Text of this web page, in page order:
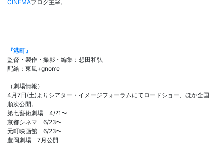
CINEMAブログ主宰。
『港町』
監督・製作・撮影・編集：想田和弘
配給：東風+gnome
（劇場情報）
4月7日(土)よりシアター・イメージフォーラムにてロードショー、ほか全国
順次公開。
第七藝術劇場 4/21〜
京都シネマ 6/23〜
元町映画館 6/23〜
豊岡劇場 7月公開